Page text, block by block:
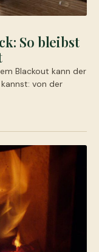
So bleibst
Blackout kann der
von der